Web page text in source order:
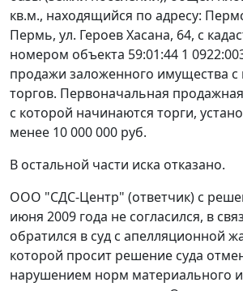
кв.м., находящийся по адресу:
Пермь, ул. Героев Хасана, 64, с
номером объекта 59:01:44 1
продажи заложенного имущества
торгов. Первоначальная
с которой начинаются торги,
менее 10 000 000 руб.
В остальной части иска отказано.
ООО "СДС-Центр" (ответчик) с
июня 2009 года не согласился, в
обратился в суд с апелляционной
которой просит решение суда
нарушением норм материального и